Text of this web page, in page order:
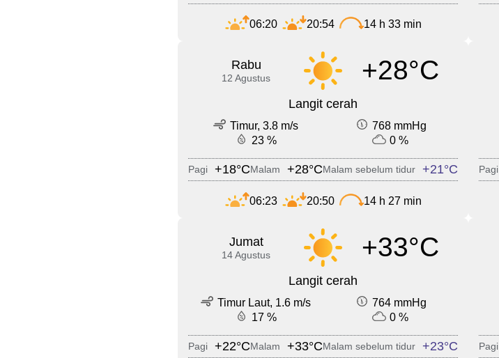
06:20 20:54 14 h 33 min
Rabu
12 Agustus +28°C
Langit cerah
Timur, 3.8 m/s
768 mmHg
23 %
0 %
Pagi +18°CMalam +28°CMalam sebelum tidur +21°C
06:23 20:50 14 h 27 min
Pagi
Jumat
14 Agustus +33°C
Langit cerah
Timur Laut, 1.6 m/s
764 mmHg
17 %
0 %
Pagi +22°CMalam +33°CMalam sebelum tidur +23°C Pagi